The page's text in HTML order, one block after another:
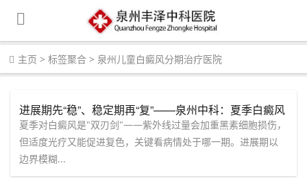
主页 > 标签聚合 > 泉州儿童白癜风分期治疗医院
进展期先“稳”、稳定期再“复”——泉州中科：夏季白癜风
治疗节奏有讲究
夏季对白癜风是"双刃剑"——紫外线过量会加重黑素细胞损伤，
但适度光疗又能促进复色，关键看病情处于哪一期。进展期以
边界模糊...